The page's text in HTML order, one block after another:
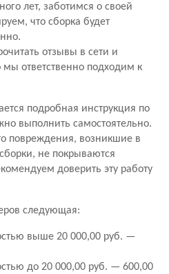
лет, заботимся о своей
что сборка будет
отзывы в сети и
мы ответственно подходим к
подробная инструкция по
выполнить самостоятельно.
повреждения, возникшие в
не покрываются
доверить эту работу
следующая:
выше 20 000,00 руб. —
до 20 000,00 руб. — 600,00